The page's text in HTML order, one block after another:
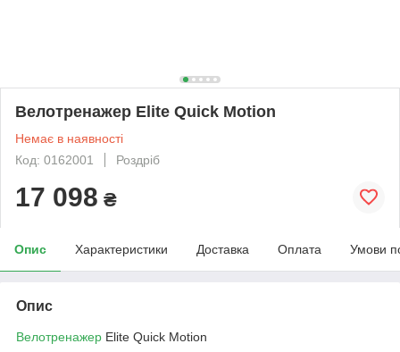
Велотренажер Elite Quick Motion
Немає в наявності
Код: 0162001
Роздріб
17 098 ₴
Опис Характеристики Доставка Оплата Умови
Опис
Велотренажер Elite Quick Motion